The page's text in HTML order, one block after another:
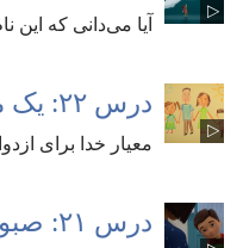
آیا می‌دانی که
درس ۲۲:‏ یک مرد،‏ یک زن
معیار خدا برای
درس ۲۱:‏ صبور باش